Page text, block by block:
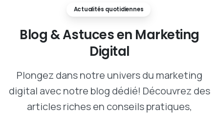
Actualités quotidiennes
Blog &Astucesen Marketing
Digital
Plongez dans notre univers du marketing
digital avec notre blog dédié! Découvrez des
articles riches en conseils pratiques,